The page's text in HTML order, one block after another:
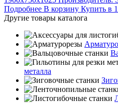
Подробнее В корзину Купить в
Другие товары каталога
металла